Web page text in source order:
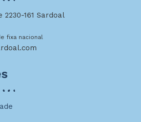
2230-161 Sardoal
fixa nacional